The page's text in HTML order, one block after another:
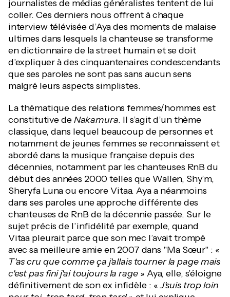
journalistes de médias généralistes tentent de lui
coller. Ces derniers nous offrent à chaque
interview télévisée d’Aya des moments de malaise
ultimes dans lesquels la chanteuse se transforme
en dictionnaire de la street humain et se doit
d’expliquer à des cinquantenaires condescendants
que ses paroles ne sont pas sans aucun sens
malgré leurs aspects simplistes.
La thématique des relations femmes/hommes est
constitutive deNakamura. Il s’agit d’un thème
classique, dans lequel beaucoup de personnes et
notamment de jeunes femmes se reconnaissent et
abordé dans la musique française depuis des
décennies, notamment par les chanteuses RnB du
début des années 2000 telles que Wallen, Shy’m,
Sheryfa Luna ou encore Vitaa. Aya a néanmoins
dans ses paroles une approche différente des
chanteuses de RnB de la décennie passée. Sur le
sujet précis de l’infidélité par exemple, quand
Vitaa pleurait parce que son mec l’avait trompé
avec sa meilleure amie en 2007 dans "Ma Sœur" : «
T'as cru que comme ça j'allais tourner la page mais
c'est pas fini j'ai toujours la rage» Aya, elle, s’éloigne
définitivement de son ex infidèle : «J'suis trop loin